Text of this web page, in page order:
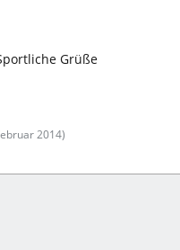
Grüße
2014)